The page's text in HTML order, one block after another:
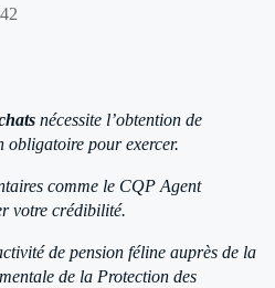
nécessite l’obtention de
obligatoire pour exercer.
comme le CQP Agent
votre crédibilité.
de pension féline auprès de la
de la Protection des